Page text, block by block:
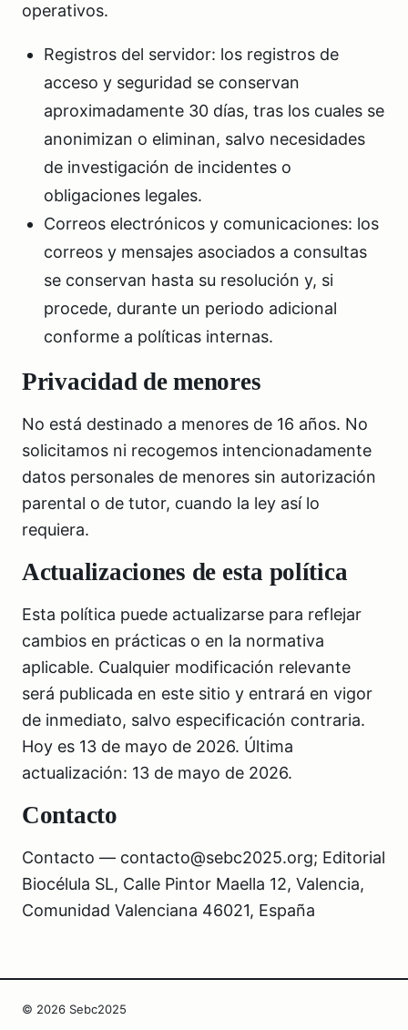
operativos.
Registros del servidor: los registros de
acceso y seguridad se conservan
aproximadamente 30 días, tras los cuales se
anonimizan o eliminan, salvo necesidades
de investigación de incidentes o
obligaciones legales.
Correos electrónicos y comunicaciones: los
correos y mensajes asociados a consultas
se conservan hasta su resolución y, si
procede, durante un periodo adicional
conforme a políticas internas.
Privacidad de menores
No está destinado a menores de 16 años. No
solicitamos ni recogemos intencionadamente
datos personales de menores sin autorización
parental o de tutor, cuando la ley así lo
requiera.
Actualizaciones de esta política
Esta política puede actualizarse para reflejar
cambios en prácticas o en la normativa
aplicable. Cualquier modificación relevante
será publicada en este sitio y entrará en vigor
de inmediato, salvo especificación contraria.
Hoy es 13 de mayo de 2026. Última
actualización: 13 de mayo de 2026.
Contacto
Contacto — contacto@sebc2025.org; Editorial
Biocélula SL, Calle Pintor Maella 12, Valencia,
Comunidad Valenciana 46021, España
© 2026 Sebc2025